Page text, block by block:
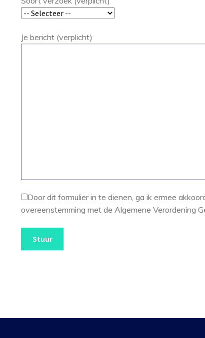
Je bericht (verplicht)
Door dit formulier in te dienen, ga ik ermee
overeenstemming met de Algemene Verordening